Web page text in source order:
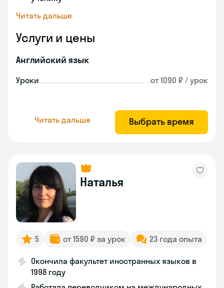
Читать дальше
Услуги и цены
Английский язык
Уроки от 1090 ₽ / урок
Читать дальше Выбрать время
Наталья
5 от 1590 ₽ за урок 23 года опыта
Окончила факультет иностранных языков в
1998 году